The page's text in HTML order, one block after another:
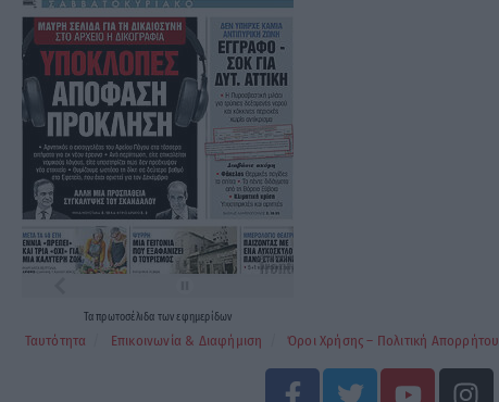
Ταπρωτοσέλιδα τωνεφημερίδων
Ταυτότητα Επικοινωνία & Διαφήμιση Όροι Χρήσης – Πολιτική Απορρήτου